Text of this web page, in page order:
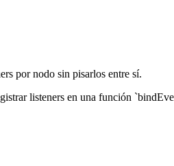
por nodo sin pisarlos entre sí.
listeners en una función